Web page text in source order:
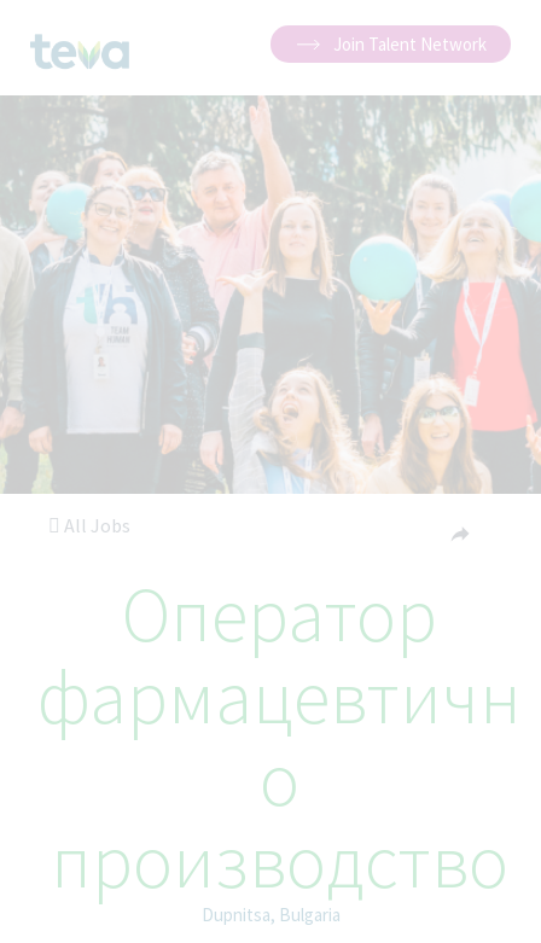
Join Talent Network
All Jobs
Оператор
фармацевтичн
о
производство
Dupnitsa, Bulgaria